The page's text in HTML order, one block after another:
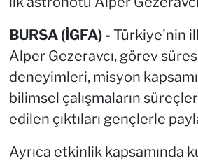
BURSA (İGFA) - Türkiye'nin
Alper Gezeravcı, görev
deneyimleri, misyon
bilimsel çalışmaların
edilen çıktıları gençlerle
Ayrıca etkinlik kapsamında